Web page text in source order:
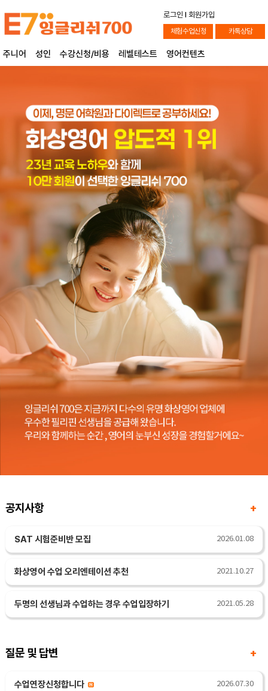
로그인 l 회원가입
체험수업신청 카톡상담
주니어 성인 수강신청/비용 레벨테스트 영어컨텐츠
공지사항 +
SAT 시험준비반 모집 2026.01.08
화상영어 수업 오리엔테이션 추천 2021.10.27
두명의 선생님과 수업하는 경우 수업입장하기 2021.05.28
질문 및 답변 +
수업연장신청합니다 2026.07.30